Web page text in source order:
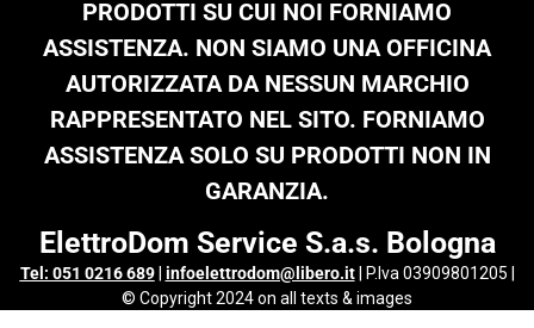
PRODOTTI SU CUI NOI FORNIAMO
ASSISTENZA. NON SIAMO UNA OFFICINA
AUTORIZZATA DA NESSUN MARCHIO
RAPPRESENTATO NEL SITO. FORNIAMO
ASSISTENZA SOLO SU PRODOTTI NON IN
GARANZIA.
ElettroDom Service S.a.s. Bologna
Tel: 051 0216 689| infoelettrodom@libero.it| P.Iva 03909801205 |
© Copyright 2024 on all texts & images